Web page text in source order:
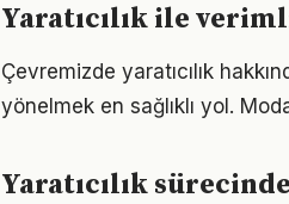
Yaratıcılık ile
Çevremizde yaratıcılık
yönelmek en sağlıklı yol.
Yaratıcılık